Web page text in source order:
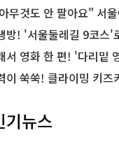
도 안 팔아요" 서울에서 가장
방! '서울둘레길 9코스'
서 영화 한 편! '다리밑
이 쑥쑥! 클라이밍 키즈
기뉴스